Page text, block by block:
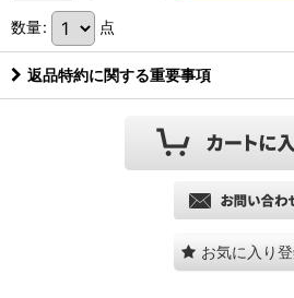
数量: 点
返品特約に関する重要事項
お気に入り